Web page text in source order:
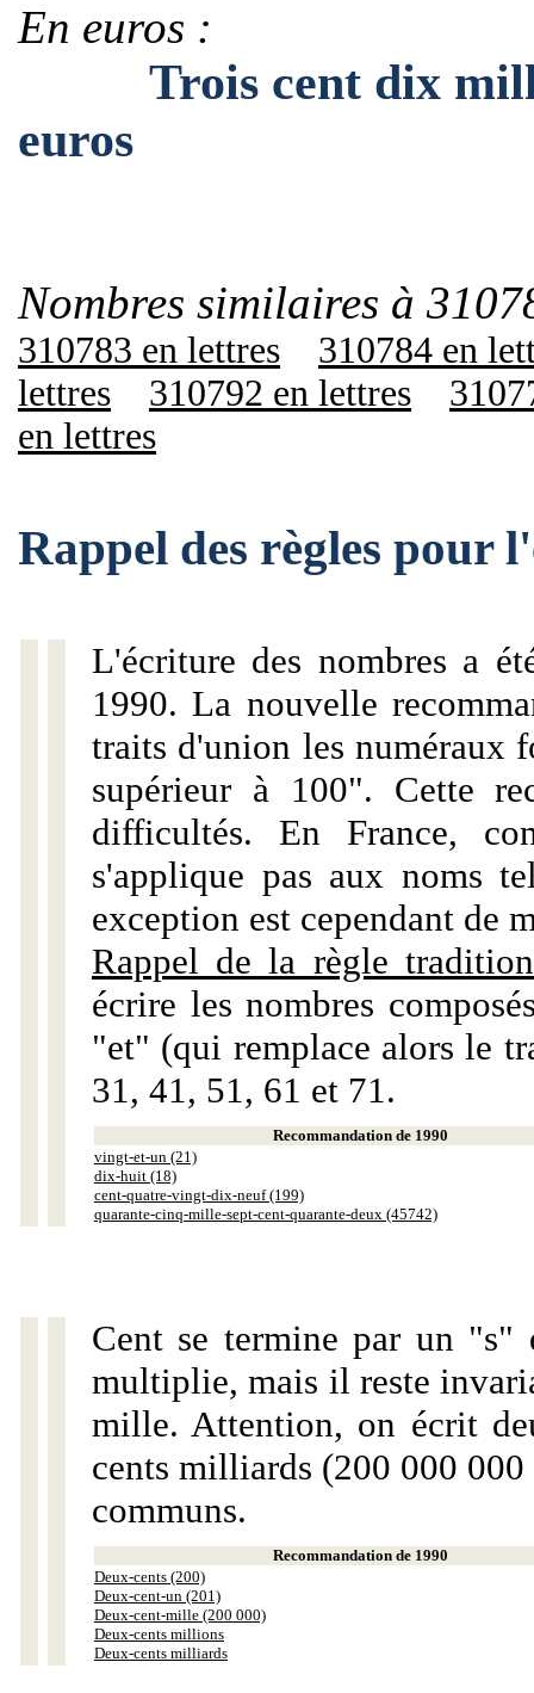
En euros :
Trois cent dix mille
euros
Nombres similaires à
310783 en lettres
310784 en
lettres
310792 en lettres
en lettres
Rappel des règles pour
L'écriture des nombres a
1990. La nouvelle
traits d'union les numéraux
supérieur à 100". Cette
difficultés. En France,
s'applique pas aux noms
exception est cependant de
Rappel de la règle
écrire les nombres
"et" (qui remplace alors le
31, 41, 51, 61 et 71.
Recommandation de 1990
vingt-et-un (21)
dix-huit (18)
cent-quatre-vingt-dix-neuf (199)
quarante-cinq-mille-sept-cent-quarante-deux (45742)
Cent se termine par un "s"
multiplie, mais il reste
mille. Attention, on écrit
cents milliards (200 000
communs.
Recommandation de 1990
Deux-cents (200)
Deux-cent-un (201)
Deux-cent-mille (200 000)
Deux-cents millions
Deux-cents milliards